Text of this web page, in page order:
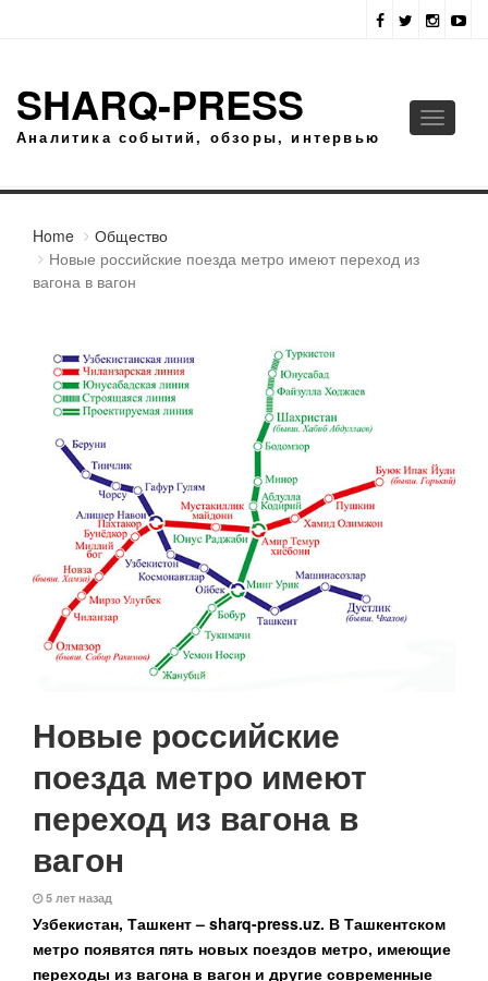
SHARQ-PRESS
Аналитика событий, обзоры, интервью
Toggle
Home
Общество
Новые российские поезда метро имеют переход из
вагона в вагон
Новые российские
поезда метро имеют
переход из вагона в
вагон
5 лет назад
Узбекистан, Ташкент – sharq-press.uz. В Ташкентском
метро появятся пять новых поездов метро, имеющие
переходы из вагона в вагон и другие современные